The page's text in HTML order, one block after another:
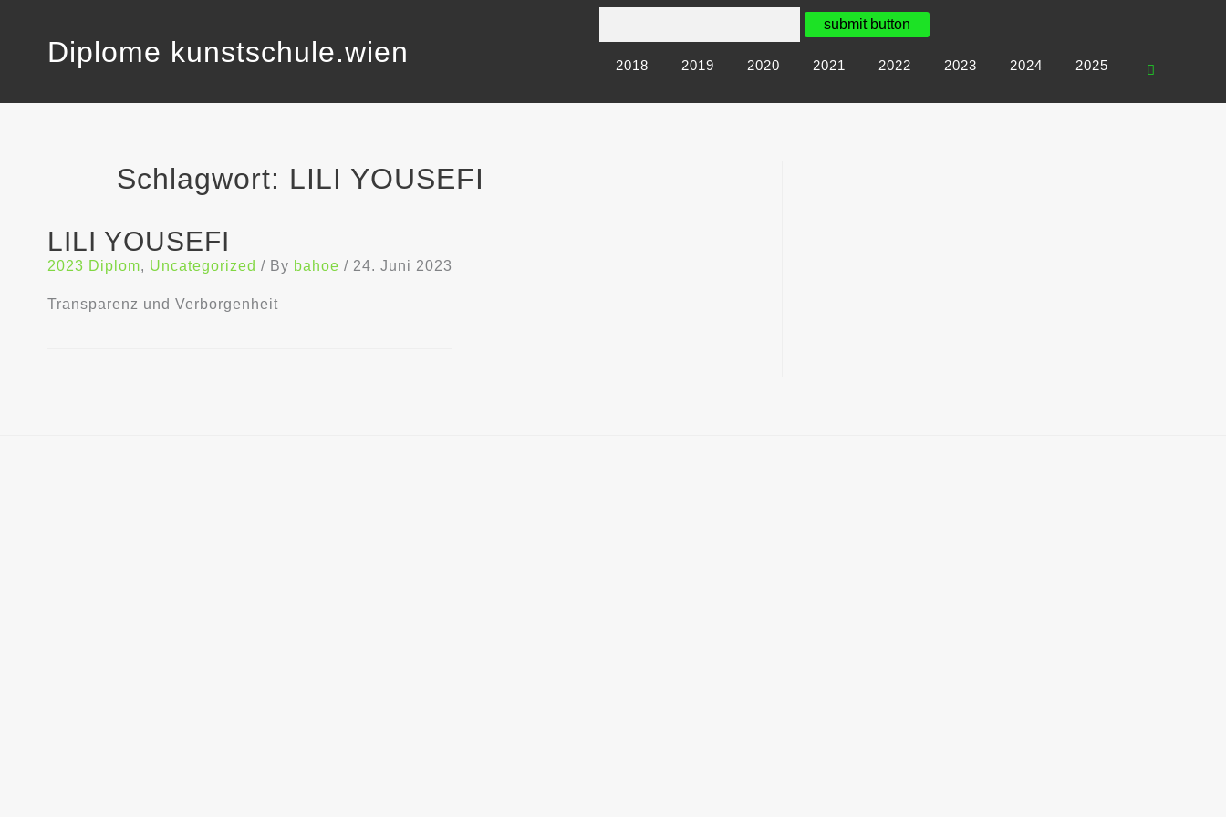
Diplome kunstschule.wien 2018 2019 2020 2021 2022 2023 2024 2025
Schlagwort: LILI YOUSEFI
LILI YOUSEFI
2023 Diplom, Uncategorized / By bahoe / 24. Juni 2023
Transparenz und Verborgenheit